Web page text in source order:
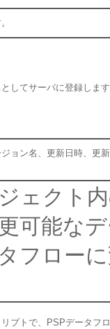
してサーバに登録しま
ョン名、更新日時、更
ェクト
可能な
フロー
プトで、PSPデータフ